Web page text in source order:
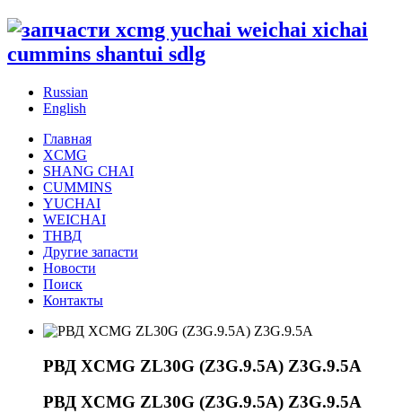
Russian
English
Главная
XCMG
SHANG CHAI
CUMMINS
YUCHAI
WEICHAI
ТНВД
Другие запасти
Новости
Поиск
Контакты
РВД XCMG ZL30G (Z3G.9.5A) Z3G.9.5A
РВД XCMG ZL30G (Z3G.9.5A) Z3G.9.5A